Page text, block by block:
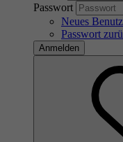
Passwort
Neues
Passwort
Anmelden